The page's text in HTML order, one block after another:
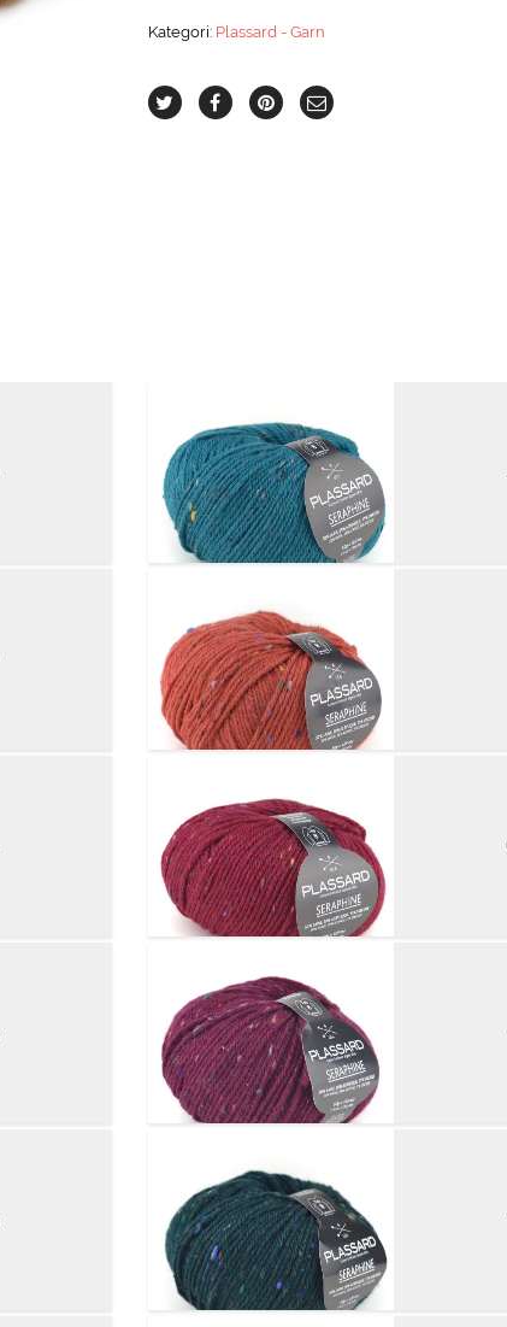
Kategori: Plassard - Garn